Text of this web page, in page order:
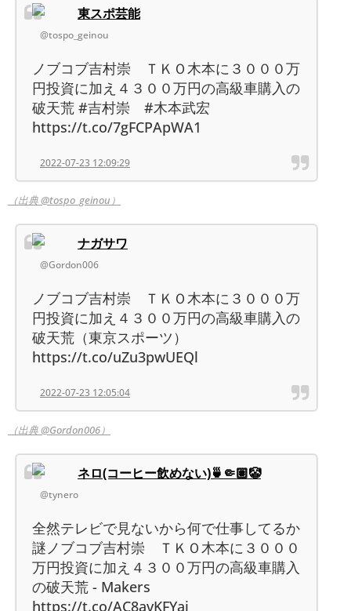
東スポ芸能
@tospo_geinou
ノブコブ吉村崇 ＴＫＯ木本に３０００万
円投資に加え４３００万円の高級車購入の
破天荒 #吉村崇 #木本武宏
https://t.co/7gFCPApWA1
2022-07-23 12:09:29
（出典 @tospo_geinou）
ナガサワ
@Gordon006
ノブコブ吉村崇 ＴＫＯ木本に３０００万
円投資に加え４３００万円の高級車購入の
破天荒（東京スポーツ）
https://t.co/uZu3pwUEQl
2022-07-23 12:05:04
（出典 @Gordon006）
ネロ(コーヒー飲めない)🍵🤏🏽🤡
@tynero
全然テレビで見ないから何で仕事してるか
謎ノブコブ吉村崇 ＴＫＯ木本に３０００
万円投資に加え４３００万円の高級車購入
の破天荒 - Makers
https://t.co/AC8avKFYai